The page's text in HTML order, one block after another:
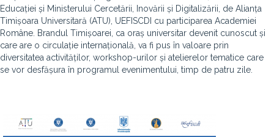
Educației și Ministerului Cercetării, Inovării și Digitalizării, de Alianța
Timișoara Universitară (ATU), UEFISCDI cu participarea Academiei
Române. Brandul Timișoarei, ca oraș universitar devenit cunoscut și
care are o circulație internațională, va fi pus în valoare prin
diversitatea activităților, workshop-urilor și atelierelor tematice care
se vor desfășura în programul evenimentului, timp de patru zile.